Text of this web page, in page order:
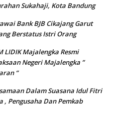
Sukahaji, Kota Bandung
Bank BJB Cikajang Garut
Berstatus Istri Orang
LIDIK Majalengka Resmi
Negeri Majalengka ”
“
Dalam Suasana Idul Fitri
, Pengusaha Dan Pemkab